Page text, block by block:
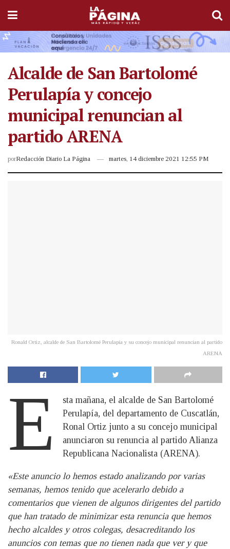
Alcalde de San Bartolomé
Perulapía y concejo
municipal renuncian al
partido ARENA
porRedacción Diario La Página martes, 14 diciembre 2021 12:55 PM
Ronald Ortiz, alcalde de San Bartolomé Perulapía y su concejo municipal renuncian al partido
ARENA
E
sta mañana, el alcalde de San Bartolomé
Perulapía, del departamento de Cuscatlán,
Ronal Ortiz junto a su concejo municipal
anunciaron su renuncia al partido Alianza
Republicana Nacionalista (ARENA).
«Este anuncio lo hemos estado analizando por varias
semanas, hemos tenido que acelerarlo debido a
comentarios que vienen de algunos dirigentes del partido
que han tratado de minimizar esta renuncia que hemos
hecho alcaldes y otros colegas, desacreditando los
anuncios con temas que no tienen nada que ver y que